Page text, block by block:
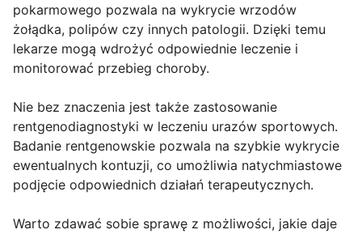
pokarmowego pozwala na wykrycie wrzodów
żołądka, polipów czy innych patologii. Dzięki temu
lekarze mogą wdrożyć odpowiednie leczenie i
monitorować przebieg choroby.
Nie bez znaczenia jest także zastosowanie
rentgenodiagnostyki w leczeniu urazów sportowych.
Badanie rentgenowskie pozwala na szybkie wykrycie
ewentualnych kontuzji, co umożliwia natychmiastowe
podjęcie odpowiednich działań terapeutycznych.
Warto zdawać sobie sprawę z możliwości, jakie daje